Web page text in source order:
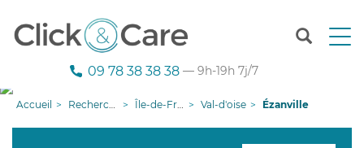
T
n
09 78 38 38 38 — 9h-19h 7j/7
Accueil Recherche aide à domicile Île-de-France Val-d'oise Ézanville